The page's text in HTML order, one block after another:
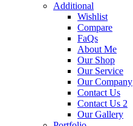
Additional
Wishlist
Compare
FaQs
About Me
Our Shop
Our Service
Our Company
Contact Us
Contact Us 2
Our Gallery